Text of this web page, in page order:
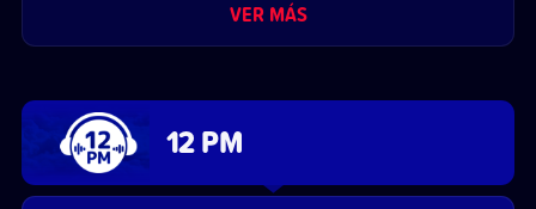
VER MÁS
12 PM